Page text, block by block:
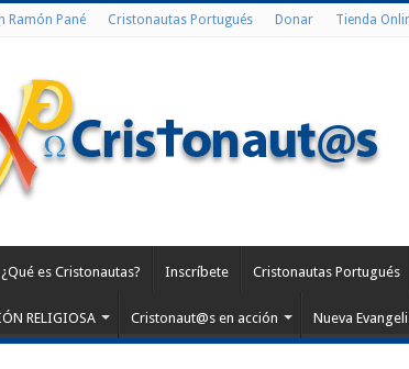
Ramón Pané Cristonautas Portugués Donar Tienda
¿Qué es Cristonautas? Inscríbete Cristonautas Portugués
RELIGIOSA Cristonaut@s en acción Nueva